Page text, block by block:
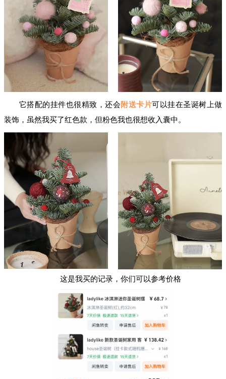
它搭配的挂件也很精致，还会附送卡片可以挂在圣诞树上做
装饰，虽然我买了红色款，但粉色我也很想收入囊中。
这是我买的记录，你们可以参考价格